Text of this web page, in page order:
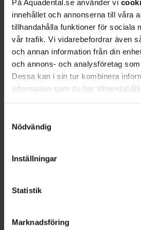
På Aquadental.se använder vi
innehållet och annonserna till våra
tillhandahålla funktioner för sociala
vår trafik. Vi vidarebefordrar även
och annan information från din
och annons- och analysföretag
Dessa kan i sin tur kombinera
information som du har
samlat in när du har använt deras
Nödvändig
Inställningar
Statistik
Marknadsföring